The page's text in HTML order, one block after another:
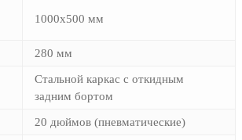
1000х500 мм
280 мм
Стальной каркас с откидным
задним бортом
20 дюймов (пневматические)